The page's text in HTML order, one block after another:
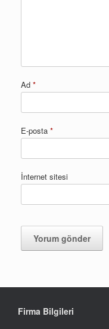
Ad *
E-posta *
İnternet sitesi
Firma Bilgileri